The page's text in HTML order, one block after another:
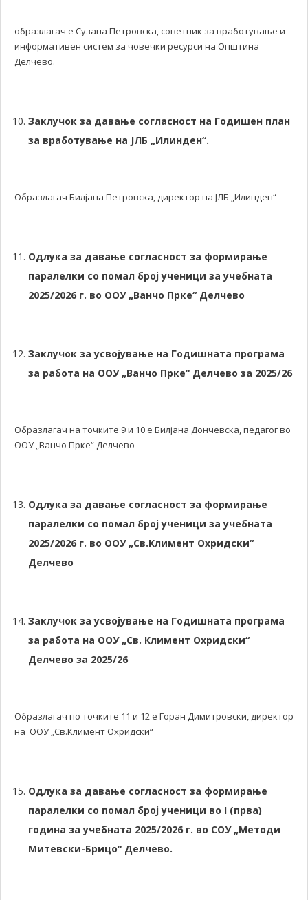
образлагач е Сузана Петровска, советник за вработување и
информативен систем за човечки ресурси на Општина
Делчево.
Заклучок за давање согласност на Годишен план
за вработување на ЈЛБ „Илинден“.
Образлагач Билјана Петровска, директор на ЈЛБ „Илинден“
Одлука за давање согласност за формирање
паралелки со помал број ученици за учебната
2025/2026 г. во ООУ „Ванчо Прке“ Делчево
Заклучок за усвојување на Годишната програма
за работа на ООУ „Ванчо Прке“ Делчево за 2025/26
Образлагач на точките 9 и 10 е Билјана Дончевска, педагог во
ООУ „Ванчо Прке“ Делчево
Одлука за давање согласност за формирање
паралелки со помал број ученици за учебната
2025/2026 г. во ООУ „Св.Климент Охридски“
Делчево
Заклучок за усвојување на Годишната програма
за работа на ООУ „Св. Климент Охридски“
Делчево за 2025/26
Образлагач по точките 11 и 12 е Горан Димитровски, директор
на ООУ „Св.Климент Охридски“
Одлука за давање согласност за формирање
паралелки со помал број ученици во I (прва)
година за учебната 2025/2026 г. во СОУ „Методи
Митевски-Брицо“ Делчево.